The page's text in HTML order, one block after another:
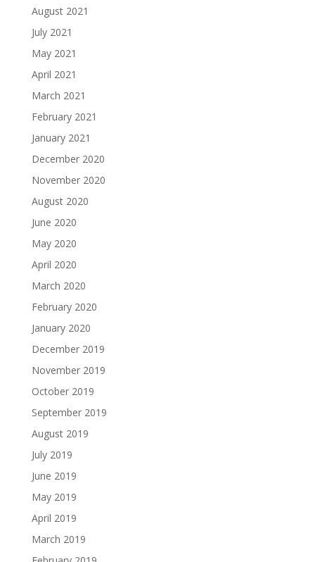
August 2021
July 2021
May 2021
April 2021
March 2021
February 2021
January 2021
December 2020
November 2020
August 2020
June 2020
May 2020
April 2020
March 2020
February 2020
January 2020
December 2019
November 2019
October 2019
September 2019
August 2019
July 2019
June 2019
May 2019
April 2019
March 2019